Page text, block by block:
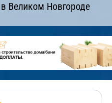
Великом Новгороде